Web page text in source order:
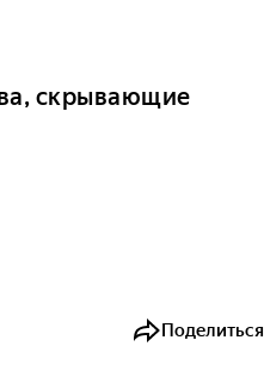
скрывающие
Поделиться